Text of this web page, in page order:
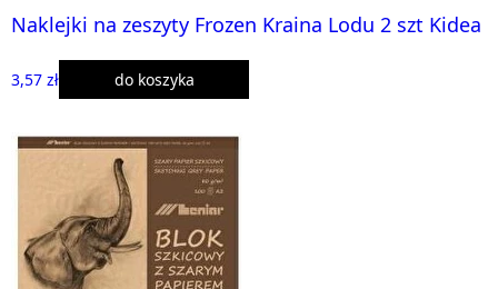
Naklejki na zeszyty Frozen Kraina Lodu 2 szt Kidea
3,57 zł do koszyka